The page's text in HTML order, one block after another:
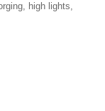
high lights,